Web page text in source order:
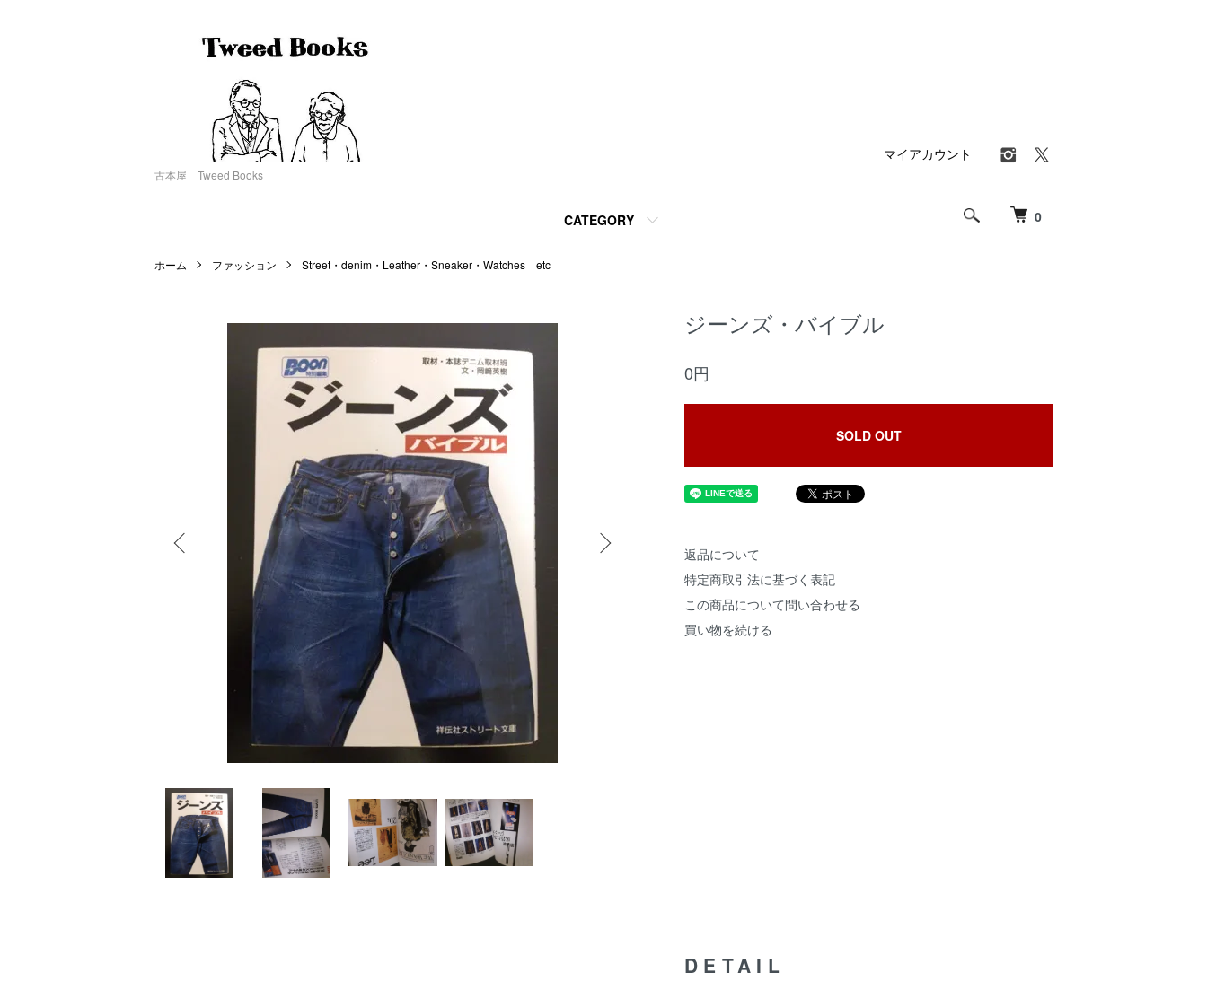
古本屋 Tweed Books
0
CATEGORY
マイアカウント
ホーム ファッション Street・denim・Leather・Sneaker・Watches etc
ジーンズ・バイブル
0円
SOLD OUT
返品について
特定商取引法に基づく表記
この商品について問い合わせる
買い物を続ける
DETAIL